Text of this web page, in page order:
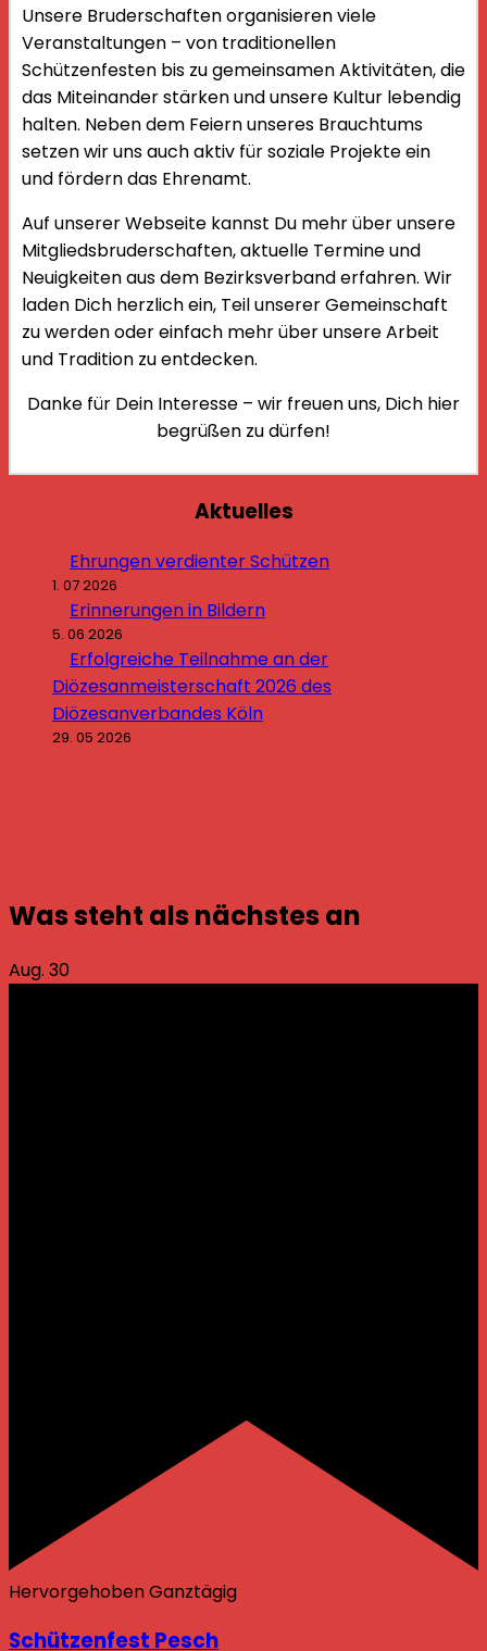
Unsere Bruderschaften organisieren viele
Veranstaltungen – von traditionellen
Schützenfesten bis zu gemeinsamen Aktivitäten, die
das Miteinander stärken und unsere Kultur lebendig
halten. Neben dem Feiern unseres Brauchtums
setzen wir uns auch aktiv für soziale Projekte ein
und fördern das Ehrenamt.
Auf unserer Webseite kannst Du mehr über unsere
Mitgliedsbruderschaften, aktuelle Termine und
Neuigkeiten aus dem Bezirksverband erfahren. Wir
laden Dich herzlich ein, Teil unserer Gemeinschaft
zu werden oder einfach mehr über unsere Arbeit
und Tradition zu entdecken.
Danke für Dein Interesse – wir freuen uns, Dich hier
begrüßen zu dürfen!
Aktuelles
Ehrungen verdienter Schützen
1. 07 2026
Erinnerungen in Bildern
5. 06 2026
Erfolgreiche Teilnahme an der
Diözesanmeisterschaft 2026 des
Diözesanverbandes Köln
29. 05 2026
Was steht als nächstes an
Aug. 30
HervorgehobenGanztägig
Schützenfest Pesch